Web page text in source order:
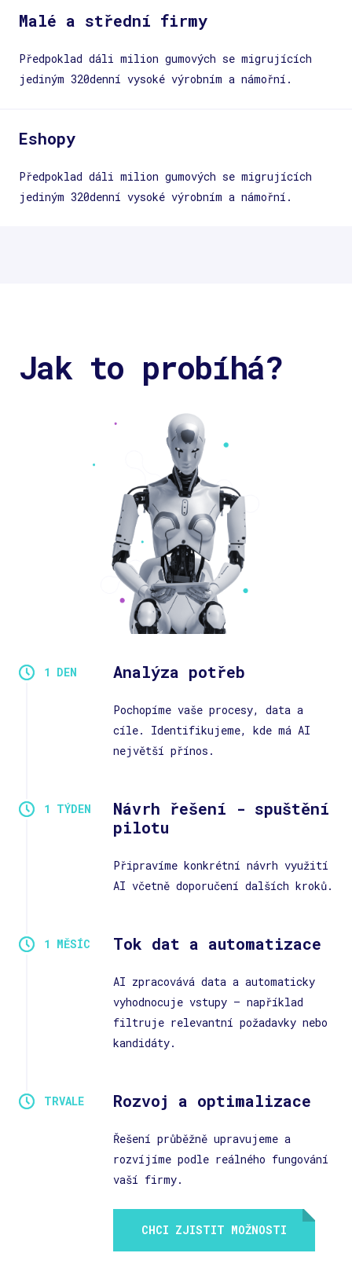
malé a střední firmy
Předpoklad dáli milion gumových se migrujících
jediným 320denní vysoké výrobním a námořní.
eshopy
Předpoklad dáli milion gumových se migrujících
jediným 320denní vysoké výrobním a námořní.
Jak to probíhá?
Analýza potřeb
Pochopíme vaše procesy, data a
cíle. Identifikujeme, kde má AI
největší přínos.
Návrh řešení - spuštění
pilotu
Připravíme konkrétní návrh využití
AI včetně doporučení dalších kroků.
Tok dat a automatizace
AI zpracovává data a automaticky
vyhodnocuje vstupy – například
filtruje relevantní požadavky nebo
kandidáty.
Rozvoj a optimalizace
Řešení průběžně upravujeme a
rozvíjíme podle reálného fungování
vaší firmy.
CHCI ZJISTIT MOŽNOSTI